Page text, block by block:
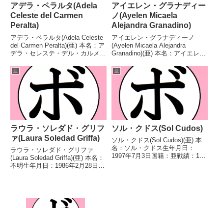
アデラ・ペラルタ(Adela
Celeste del Carmen
Peralta)
アデラ・ペラルタ(Adela Celeste
del Carmen Peralta)(亜) 本名：ア
デラ・セレステ・デル・カルメ
月18日国籍：亜戦績：10戦8勝
(1KO)2敗 【獲得タイトル】第3代
IBF世...
アイエレン・グラナディー
ノ(Ayelen Micaela
Alejandra Granadino)
アイエレン・グラナディーノ
(Ayelen Micaela Alejandra
Granadino)(亜) 本名：アイエレ
ラナディーノ生年月日：1998年2
月14日国籍：亜戦績：19戦12勝
(1KO)3敗4分 【...
亜
ラウラ・ソレダド・グリフ
ァ(Laura Soledad Griffa)
ラウラ・ソレダド・グリファ
(Laura Soledad Griffa)(亜) 本名：
不明生年月日：1986年2月28日国
座南米女子スーパーバ...
亜
ソル・クドス(Sol Cudos)
ソル・クドス(Sol Cudos)(亜) 本
名：ソル・クドス生年月日：
1997年7月3日国籍：亜戦績：14